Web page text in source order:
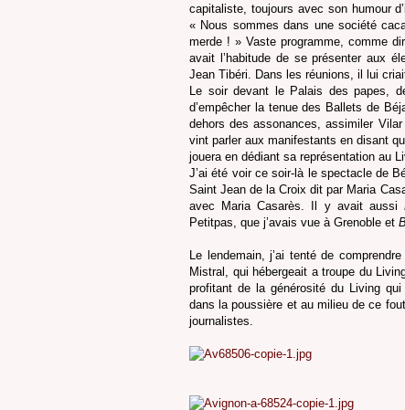
capitaliste, toujours avec son humour
« Nous sommes dans une société
merde ! » Vaste programme, comme
avait l’habitude de se présenter aux
Jean Tibéri. Dans les réunions, il lui
Le soir devant le Palais des papes,
d’empêcher la tenue des Ballets de
dehors des assonances, assimiler
vint parler aux manifestants en disant
jouera en dédiant sa représentation au
J’ai été voir ce soir-là le spectacle de
Saint Jean de la Croix dit par Maria
avec Maria Casarès. Il y avait aussi
Petitpas, que j’avais vue à Grenoble et
Le lendemain, j’ai tenté de
Mistral, qui hébergeait a troupe du
profitant de la générosité du Living
dans la poussière et au milieu de ce
journalistes.